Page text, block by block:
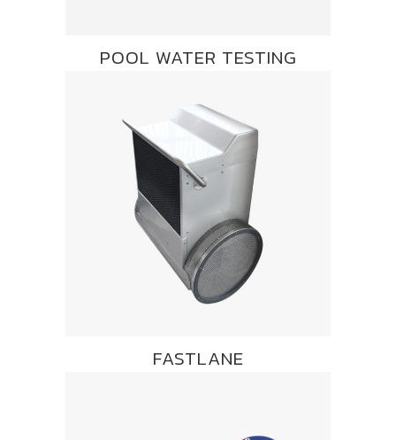
POOL WATER TESTING
FASTLANE